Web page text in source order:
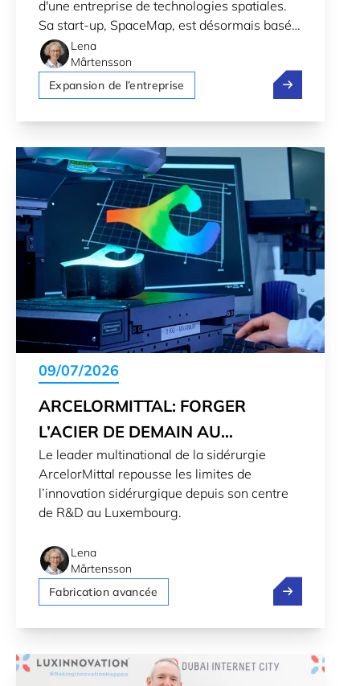
d'une entreprise de technologies spatiales.
Sa start-up, SpaceMap, est désormais basée
au Luxembourg.
Lena
Mårtensson
Expansion de l’entreprise
SpaceMap:
09/07/2026
ARCELORMITTAL: FORGER
L’ACIER DE DEMAIN AU
LUXEMBOURG
Le leader multinational de la sidérurgie
ArcelorMittal repousse les limites de
l’innovation sidérurgique depuis son centre
de R&D au Luxembourg.
Lena
Mårtensson
Fabrication avancée
ArcelorMittal: